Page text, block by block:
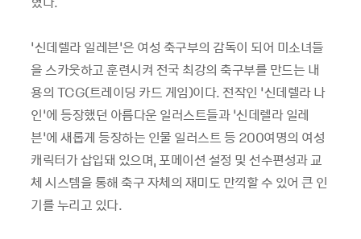
‘신데렐라 일레븐’은 여성 축구부의 감독이 되어 미소녀들
을 스카웃하고 훈련시켜 전국 최강의 축구부를 만드는 내
용의 TCG(트레이딩 카드 게임)이다. 전작인 ‘신데렐라 나
인’에 등장했던 아름다운 일러스트들과 ‘신데렐라 일레
븐’에 새롭게 등장하는 인물 일러스트 등 200여명의 여성
캐릭터가 삽입돼 있으며, 포메이션 설정 및 선수편성과 교
체 시스템을 통해 축구 자체의 재미도 만끽할 수 있어 큰 인
기를 누리고 있다.